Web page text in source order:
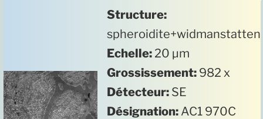
Structure:
spheroidite+widmanstatten
Echelle: 20 µm
Grossissement: 982 x
Détecteur: SE
Désignation: AC1 970C